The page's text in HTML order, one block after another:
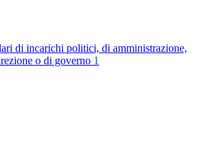
di incarichi politici, di amministrazione,
o di governo 1